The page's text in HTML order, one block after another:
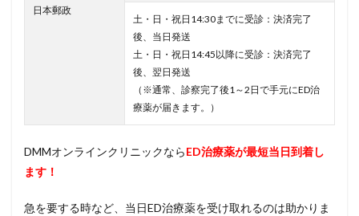
日本郵政
土・日・祝日14:30までに受診：決済完了
後、当日発送
土・日・祝日14:45以降に受診：決済完了
後、翌日発送
（※通常、診察完了後1～2日で手元にED治
療薬が届きます。）
DMMオンラインクリニックならED治療薬が最短当日到着し
ます！
急を要する時など、当日ED治療薬を受け取れるのは助かりま